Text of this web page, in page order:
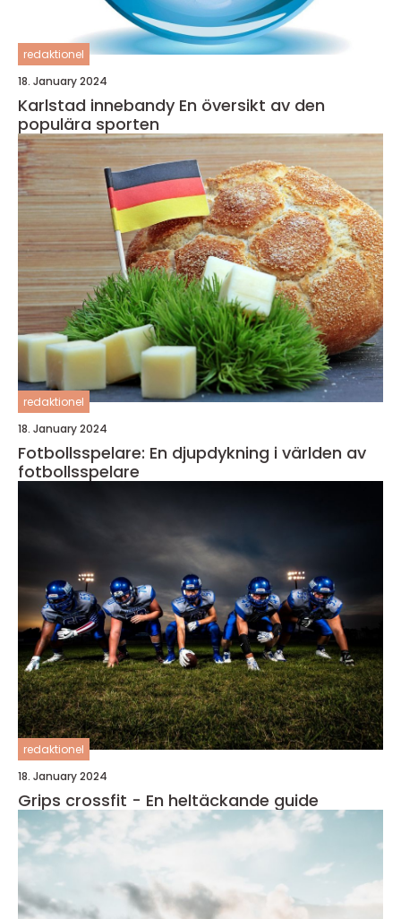
redaktionel
18. January 2024
Karlstad innebandy En översikt av den
populära sporten
redaktionel
18. January 2024
Fotbollsspelare: En djupdykning i världen av
fotbollsspelare
redaktionel
18. January 2024
Grips crossfit - En heltäckande guide